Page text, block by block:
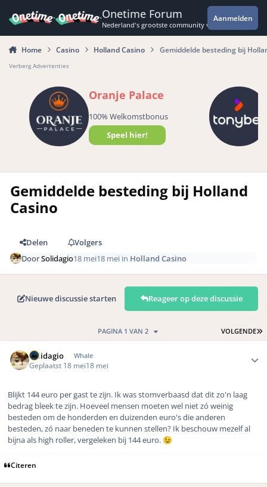
Onetime Forum
Nederland's grootste community voor de
Aanmelden
Home Casino Holland Casino Gemiddelde besteding bij
Verberg Advertenties
Oranje Palace
100% Welkomstbonus
Speel hier!
Gemiddelde besteding bij Holland
Casino
Delen
Volgers
DoorSolidagio18 mei18 mei in Holland Casino
Nieuwe discussie starten Reageer op deze discussie
VOLGENDE
PAGINA 1 VAN 2
Solidagio Whale
Geplaatst 18 mei18 mei
Blijkt 144 euro per gast te zijn. Ik was stomverbaasd dat dit zo'n laag
bedrag bleek te zijn. Hoeveel mensen moeten wel niet zó weinig
besteden om de honderden en duizenden euro's die anderen
besteden, zó naar beneden te kunnen stellen? Ik beschouw mezelf al
bijna als high roller, vergeleken bij 144 euro. 😉
Citeren